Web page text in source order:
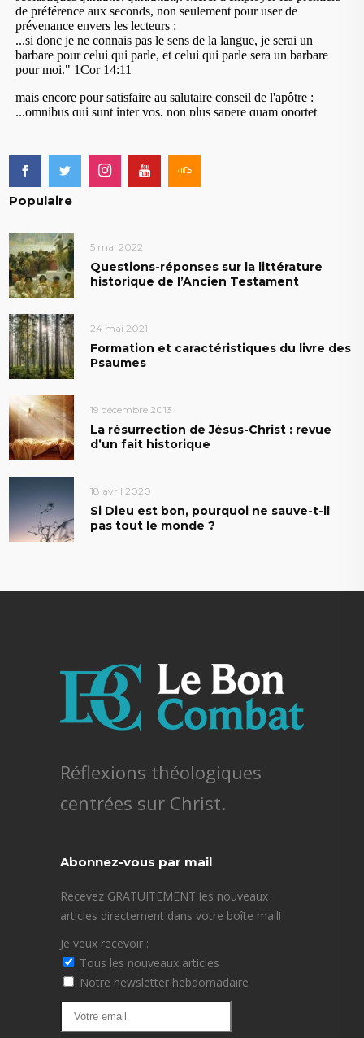
Populaire
5 mai 2022
Questions-réponses sur la littérature
historique de l’Ancien Testament
24 mai 2021
Formation et caractéristiques du livre des
Psaumes
19 décembre 2013
La résurrection de Jésus-Christ : revue
d’un fait historique
18 avril 2020
Si Dieu est bon, pourquoi ne sauve-t-il
pas tout le monde ?
Réflexions théologiques
centrées sur Christ.
Abonnez-vous par mail
Recevez GRATUITEMENT les nouveaux
articles directement dans votre boîte mail!
Je veux recevoir :
Tous les nouveaux articles
Notre newsletter hebdomadaire